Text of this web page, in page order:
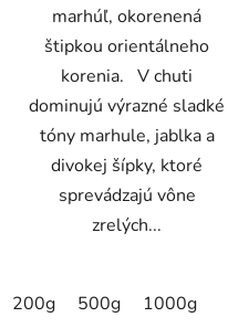
marhúľ, okorenená
štipkou orientálneho
korenia. V chuti
dominujú výrazné sladké
tóny marhule, jablka a
divokej šípky, ktoré
sprevádzajú vône
zrelých...
200g 500g 1000g